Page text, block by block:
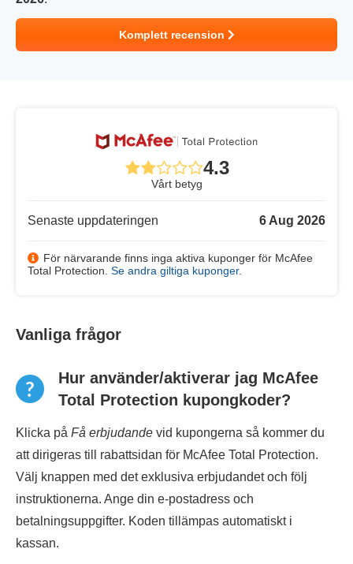
Komplett recension
4.3
Vårt betyg
Senaste uppdateringen 6 Aug 2026
För närvarande finns inga aktiva kuponger för McAfee
Total Protection. Se andra giltiga kuponger.
Vanliga frågor
Hur använder/aktiverar jag McAfee
Total Protection kupongkoder?
Klicka på Få erbjudande vid kupongerna så kommer du
att dirigeras till rabattsidan för McAfee Total Protection.
Välj knappen med det exklusiva erbjudandet och följ
instruktionerna. Ange din e-postadress och
betalningsuppgifter. Koden tillämpas automatiskt i
kassan.